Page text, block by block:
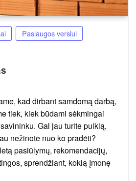
Paslaugos verslui
kad dirbant samdomą darbą,
tiek, kiek būdami sėkmingai
Gal jau turite puikią,
nežinote nuo ko pradėti?
pasiūlymų, rekomendacijų,
sprendžiant, kokią įmonę